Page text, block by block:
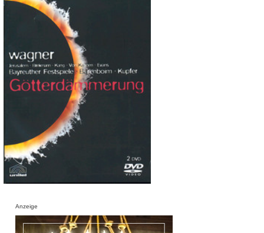
Anzeige